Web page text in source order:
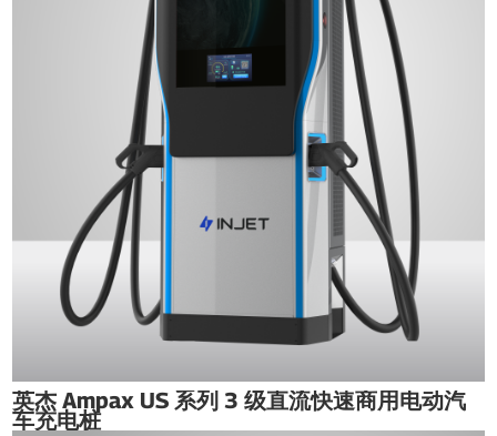
英杰 Ampax US 系列 3 级直流快速商用电动汽
车充电桩